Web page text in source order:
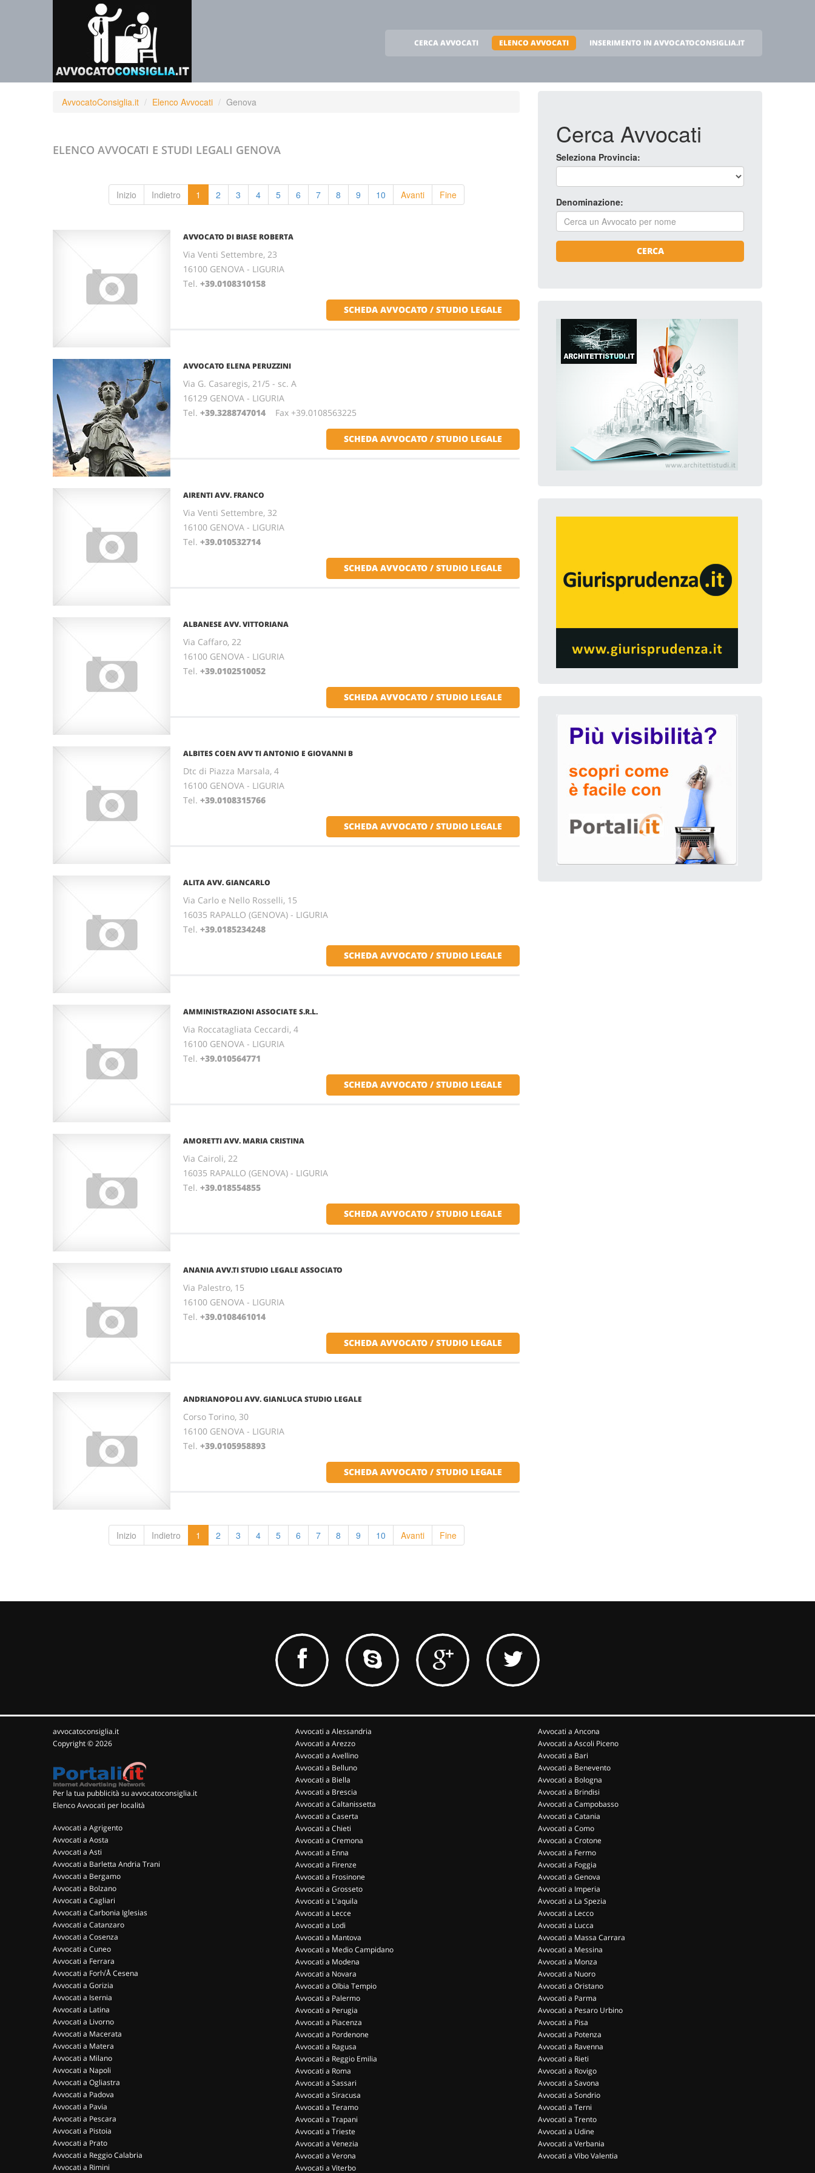
CERCA AVVOCATI ELENCO AVVOCATI INSERIMENTO IN AVVOCATOCONSIGLIA.IT
AvvocatoConsiglia.it Elenco Avvocati Genova
ELENCO AVVOCATI E STUDI LEGALI GENOVA
Inizio Indietro 1 2 3 4 5 6 7 8 9 10 Avanti Fine
AVVOCATO DI BIASE ROBERTA
Via Venti Settembre, 23
16100 GENOVA - LIGURIA
Tel. +39.0108310158
SCHEDA AVVOCATO / STUDIO LEGALE
AVVOCATO ELENA PERUZZINI
Via G. Casaregis, 21/5 - sc. A
16129 GENOVA - LIGURIA
Tel. +39.3288747014 Fax +39.0108563225
SCHEDA AVVOCATO / STUDIO LEGALE
AIRENTI AVV. FRANCO
Via Venti Settembre, 32
16100 GENOVA - LIGURIA
Tel. +39.010532714
SCHEDA AVVOCATO / STUDIO LEGALE
ALBANESE AVV. VITTORIANA
Via Caffaro, 22
16100 GENOVA - LIGURIA
Tel. +39.0102510052
SCHEDA AVVOCATO / STUDIO LEGALE
ALBITES COEN AVV TI ANTONIO E GIOVANNI B
Dtc di Piazza Marsala, 4
16100 GENOVA - LIGURIA
Tel. +39.0108315766
SCHEDA AVVOCATO / STUDIO LEGALE
ALITA AVV. GIANCARLO
Via Carlo e Nello Rosselli, 15
16035 RAPALLO (GENOVA) - LIGURIA
Tel. +39.0185234248
SCHEDA AVVOCATO / STUDIO LEGALE
AMMINISTRAZIONI ASSOCIATE S.R.L.
Via Roccatagliata Ceccardi, 4
16100 GENOVA - LIGURIA
Tel. +39.010564771
SCHEDA AVVOCATO / STUDIO LEGALE
AMORETTI AVV. MARIA CRISTINA
Via Cairoli, 22
16035 RAPALLO (GENOVA) - LIGURIA
Tel. +39.018554855
SCHEDA AVVOCATO / STUDIO LEGALE
ANANIA AVV.TI STUDIO LEGALE ASSOCIATO
Via Palestro, 15
16100 GENOVA - LIGURIA
Tel. +39.0108461014
SCHEDA AVVOCATO / STUDIO LEGALE
ANDRIANOPOLI AVV. GIANLUCA STUDIO LEGALE
Corso Torino, 30
16100 GENOVA - LIGURIA
Tel. +39.0105958893
SCHEDA AVVOCATO / STUDIO LEGALE
Inizio Indietro 1 2 3 4 5 6 7 8 9 10 Avanti Fine
Cerca Avvocati
Seleziona Provincia:
Denominazione:
CERCA
avvocatoconsiglia.it
Copyright © 2026
Per la tua pubblicità su avvocatoconsiglia.it
Elenco Avvocati per località
Avvocati a Agrigento
Avvocati a Aosta
Avvocati a Asti
Avvocati a Barletta Andria Trani
Avvocati a Bergamo
Avvocati a Bolzano
Avvocati a Cagliari
Avvocati a Carbonia Iglesias
Avvocati a Catanzaro
Avvocati a Cosenza
Avvocati a Cuneo
Avvocati a Ferrara
Avvocati a Forl√Å Cesena
Avvocati a Gorizia
Avvocati a Isernia
Avvocati a Latina
Avvocati a Livorno
Avvocati a Macerata
Avvocati a Matera
Avvocati a Milano
Avvocati a Napoli
Avvocati a Ogliastra
Avvocati a Padova
Avvocati a Pavia
Avvocati a Pescara
Avvocati a Pistoia
Avvocati a Prato
Avvocati a Reggio Calabria
Avvocati a Rimini
Avvocati a Alessandria
Avvocati a Arezzo
Avvocati a Avellino
Avvocati a Belluno
Avvocati a Biella
Avvocati a Brescia
Avvocati a Caltanissetta
Avvocati a Caserta
Avvocati a Chieti
Avvocati a Cremona
Avvocati a Enna
Avvocati a Firenze
Avvocati a Frosinone
Avvocati a Grosseto
Avvocati a L'aquila
Avvocati a Lecce
Avvocati a Lodi
Avvocati a Mantova
Avvocati a Medio Campidano
Avvocati a Modena
Avvocati a Novara
Avvocati a Olbia Tempio
Avvocati a Palermo
Avvocati a Perugia
Avvocati a Piacenza
Avvocati a Pordenone
Avvocati a Ragusa
Avvocati a Reggio Emilia
Avvocati a Roma
Avvocati a Sassari
Avvocati a Siracusa
Avvocati a Teramo
Avvocati a Trapani
Avvocati a Trieste
Avvocati a Venezia
Avvocati a Verona
Avvocati a Viterbo
Avvocati a Ancona
Avvocati a Ascoli Piceno
Avvocati a Bari
Avvocati a Benevento
Avvocati a Bologna
Avvocati a Brindisi
Avvocati a Campobasso
Avvocati a Catania
Avvocati a Como
Avvocati a Crotone
Avvocati a Fermo
Avvocati a Foggia
Avvocati a Genova
Avvocati a Imperia
Avvocati a La Spezia
Avvocati a Lecco
Avvocati a Lucca
Avvocati a Massa Carrara
Avvocati a Messina
Avvocati a Monza
Avvocati a Nuoro
Avvocati a Oristano
Avvocati a Parma
Avvocati a Pesaro Urbino
Avvocati a Pisa
Avvocati a Potenza
Avvocati a Ravenna
Avvocati a Rieti
Avvocati a Rovigo
Avvocati a Savona
Avvocati a Sondrio
Avvocati a Terni
Avvocati a Trento
Avvocati a Udine
Avvocati a Verbania
Avvocati a Vibo Valentia